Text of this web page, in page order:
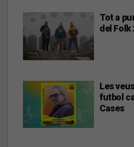
Tot a
del Folk
Les
futbol
Cases